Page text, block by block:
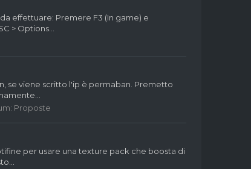
effettuare: Premere F3 (In game) e
> Options...
se viene scritto l'ip è permaban. Premetto
Proposte
per usare una texture pack che boosta di